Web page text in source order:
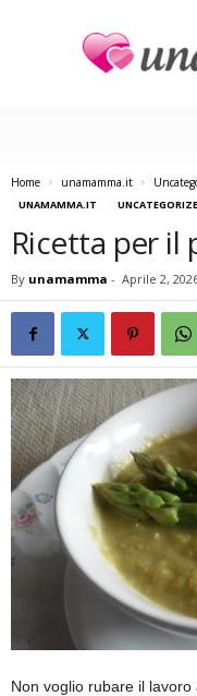
Home unamamma.it
UNAMAMMA.IT
Ricetta per il
By unamamma - Aprile 2,
Non voglio rubare il lavoro